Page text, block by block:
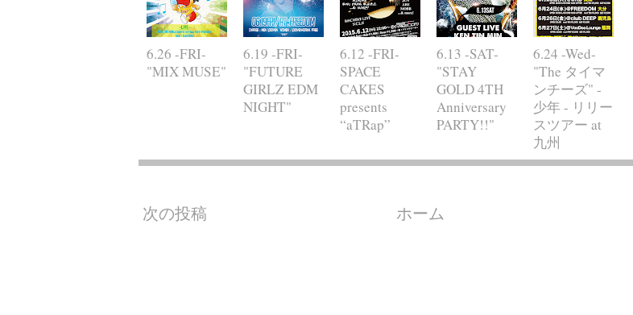
6.26 -FRI-
"MIX MUSE"
6.19 -FRI-
"FUTURE
GIRLZ EDM
NIGHT"
6.12 -FRI-
SPACE
CAKES
presents
“aTRap”
6.13 -SAT-
"STAY
GOLD 4TH
Anniversary
PARTY!!"
6.24 -Wed-
"The タイマ
ンチーズ" -
少年 - リリー
スツアー at
九州
次の投稿 ホーム